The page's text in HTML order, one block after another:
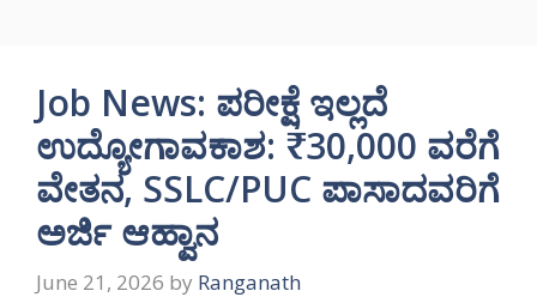
Job News: ಪರೀಕ್ಷೆ ಇಲ್ಲದೆ
ಉದ್ಯೋಗಾವಕಾಶ: ₹30,000 ವರೆಗೆ
ವೇತನ, SSLC/PUC ಪಾಸಾದವರಿಗೆ
ಅರ್ಜಿ ಆಹ್ವಾನ
June 21, 2026 by Ranganath